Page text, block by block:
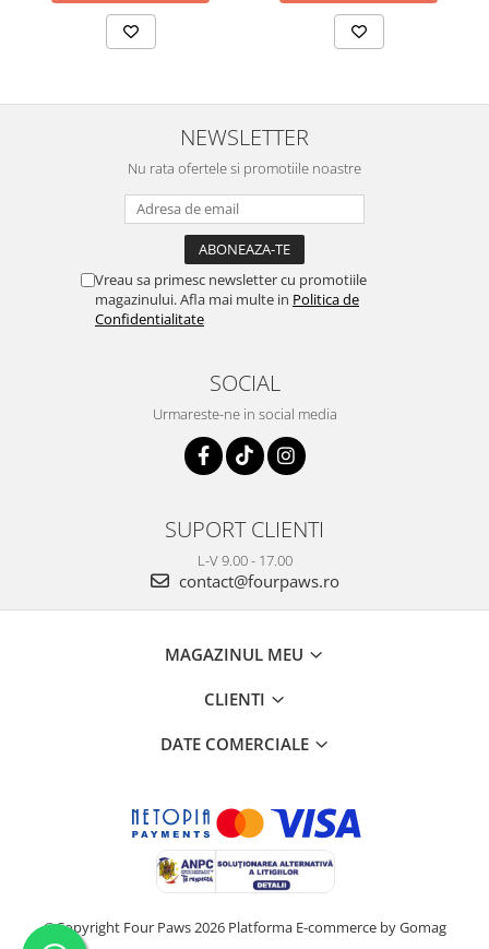
NEWSLETTER
Nu rata ofertele si promotiile noastre
Vreau sa primesc newsletter cu promotiile
magazinului. Afla mai multe in Politica de
Confidentialitate
SOCIAL
Urmareste-ne in social media
SUPORT CLIENTI
L-V 9.00 - 17.00
contact@fourpaws.ro
MAGAZINUL MEU
CLIENTI
DATE COMERCIALE
©Copyright Four Paws 2026 Platforma E-commerce by Gomag